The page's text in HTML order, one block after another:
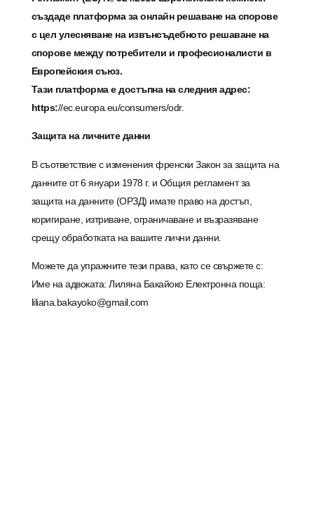
създаде платформа за онлайн решаване на спорове
с цел улесняване на извънсъдебното решаване на
спорове между потребители и професионалисти в
Европейския съюз.
Тази платформа е достъпна на следния адрес:
https://ec.europa.eu/consumers/odr.
Защита на личните данни
В съответствие с изменения френски Закон за защита на
данните от 6 януари 1978 г. и Общия регламент за
защита на данните (ОРЗД) имате право на достъп,
коригиране, изтриване, ограничаване и възразяване
срещу обработката на вашите лични данни.
Можете да упражните тези права, като се свържете с:
Име на адвоката: Лиляна Бакайоко Електронна поща:
liliana.bakayoko@gmail.com